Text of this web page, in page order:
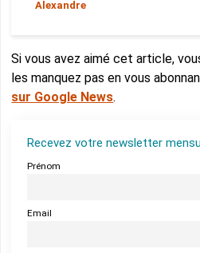
Alexandre
Si vous avez aimé cet article,
les manquez pas en vous
sur Google News.
Recevez votre newsletter
Prénom
Email